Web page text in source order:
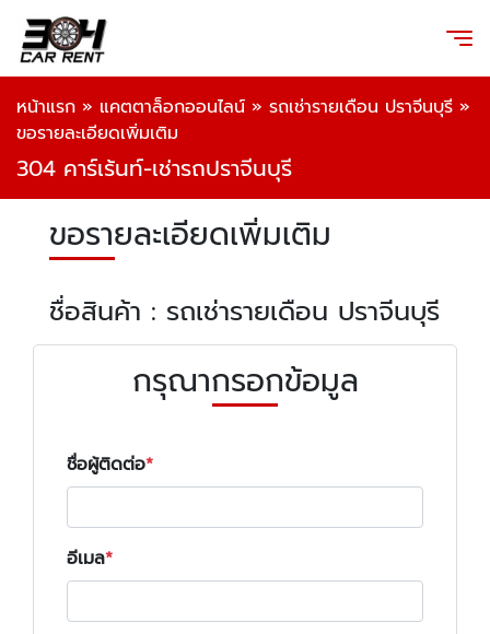
หน้าแรก » แคตตาล็อกออนไลน์ » รถเช่ารายเดือน ปราจีนบุรี »
ขอรายละเอียดเพิ่มเติม
304 คาร์เร้นท์-เช่ารถปราจีนบุรี
ขอรายละเอียดเพิ่มเติม
ชื่อสินค้า : รถเช่ารายเดือน ปราจีนบุรี
กรุณากรอกข้อมูล
ชื่อผู้ติดต่อ
อีเมล